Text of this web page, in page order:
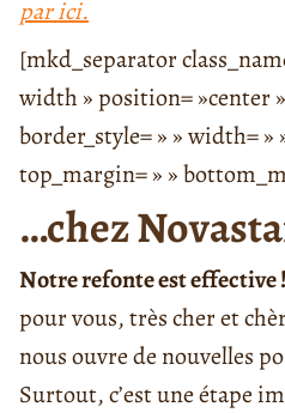
par ici.
[mkd_separator
width » position= »center
border_style= » » width= »
top_margin= » »
…chez
Notre refonte est effective !
pour vous, très cher et
nous ouvre de nouvelles
Surtout, c’est une étape